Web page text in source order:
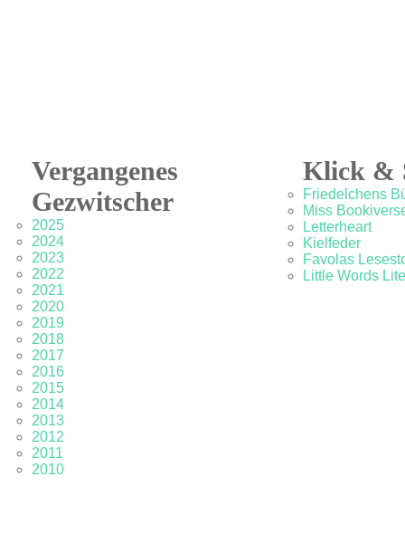
Vergangenes
Gezwitscher
2025
2024
2023
2022
2021
2020
2019
2018
2017
2016
2015
2014
2013
2012
2011
2010
Klick &
Friedelchens
Miss
Letterheart
Kielfeder
Favolas
Little Words